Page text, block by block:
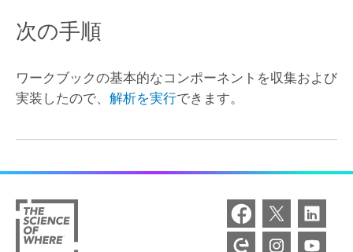
次の手順
ワークブックの基本的なコンポーネントを収集および
実装したので、 解析を実行できます。